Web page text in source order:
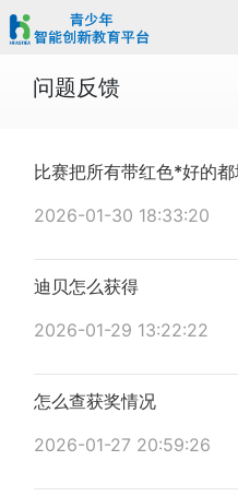
问题反馈
比赛把所有带红色*好的
2026-01-30 18:33:20
迪贝怎么获得
2026-01-29 13:22:22
怎么查获奖情况
2026-01-27 20:59:26